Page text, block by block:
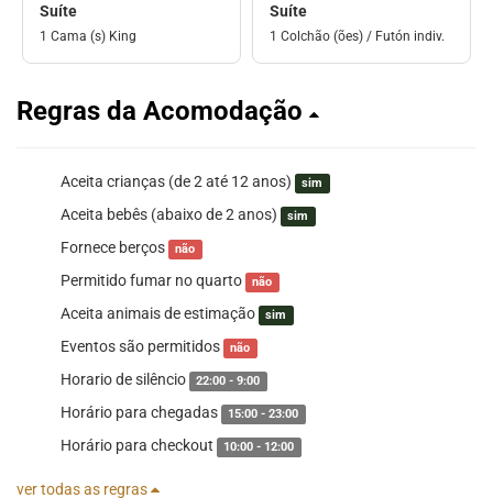
Suíte
1 Cama (s) King
Suíte
1 Colchão (ões) / Futón indiv.
Regras da Acomodação
Aceita crianças (de 2 até 12 anos) sim
Aceita bebês (abaixo de 2 anos) sim
Fornece berços não
Permitido fumar no quarto não
Aceita animais de estimação sim
Eventos são permitidos não
Horario de silêncio 22:00 - 9:00
Horário para chegadas 15:00 - 23:00
Horário para checkout 10:00 - 12:00
ver todas as regras